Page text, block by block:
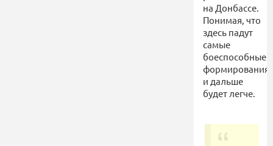
на Донбассе.
Понимая, что
здесь падут
самые
боеспособные
формирования,
и дальше
будет легче.